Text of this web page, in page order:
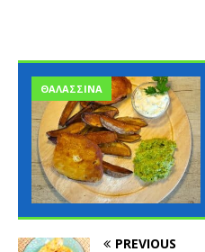
ΓΛΩΣΣΆΡΙΟ
PREVIOUS